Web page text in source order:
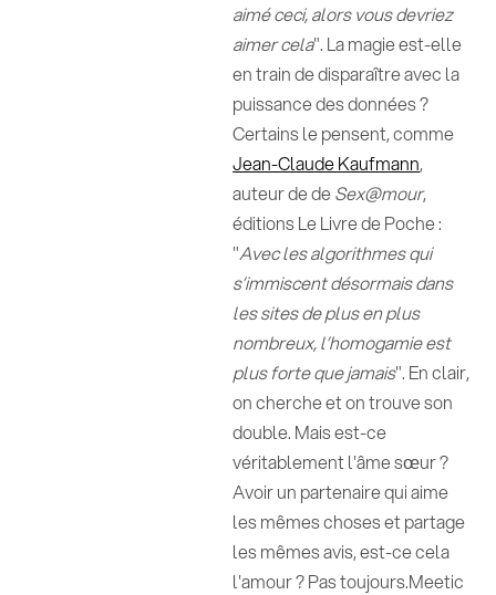
aimé ceci, alors vous devriez
aimer cela". La magie est-elle
en train de disparaître avec la
puissance des données ?
Certains le pensent, comme
Jean-Claude Kaufmann,
auteur de deSex@mour,
éditions Le Livre de Poche :
"Avec les algorithmes qui
s’immiscent désormais dans
les sites de plus en plus
nombreux, l’homogamie est
plus forte que jamais". En clair,
on cherche et on trouve son
double. Mais est-ce
véritablement l'âme sœur ?
Avoir un partenaire qui aime
les mêmes choses et partage
les mêmes avis, est-ce cela
l'amour ? Pas toujours.Meetic